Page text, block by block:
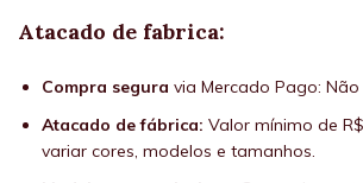
Atacado de fabrica:
Compra segura via Mercado Pago: Não
Atacado de fábrica: Valor mínimo de
variar cores, modelos e tamanhos.